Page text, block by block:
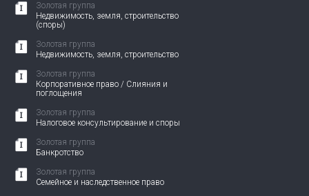
Золотая группа
Недвижимость, земля, строительство
(споры)
Золотая группа
Недвижимость, земля, строительство
Золотая группа
Корпоративное право / Слияния и
поглощения
Золотая группа
Налоговое консультирование и споры
Золотая группа
Банкротство
Золотая группа
Семейное и наследственное право